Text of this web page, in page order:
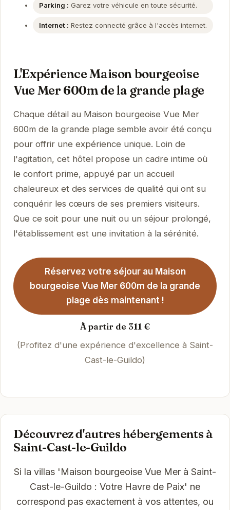
Parking : Garez votre véhicule en toute sécurité.
Internet : Restez connecté grâce à l'accès internet.
L'Expérience Maison bourgeoise
Vue Mer 600m de la grande plage
Chaque détail au Maison bourgeoise Vue Mer
600m de la grande plage semble avoir été conçu
pour offrir une expérience unique. Loin de
l'agitation, cet hôtel propose un cadre intime où
le confort prime, appuyé par un accueil
chaleureux et des services de qualité qui ont su
conquérir les cœurs de ses premiers visiteurs.
Que ce soit pour une nuit ou un séjour prolongé,
l'établissement est une invitation à la sérénité.
Réservez votre séjour au Maison
bourgeoise Vue Mer 600m de la grande
plage dès maintenant !
À partir de 311 €
(Profitez d'une expérience d'excellence à Saint-
Cast-le-Guildo)
Découvrez d'autres hébergements à
Saint-Cast-le-Guildo
Si la villas 'Maison bourgeoise Vue Mer à Saint-
Cast-le-Guildo : Votre Havre de Paix' ne
correspond pas exactement à vos attentes, ou